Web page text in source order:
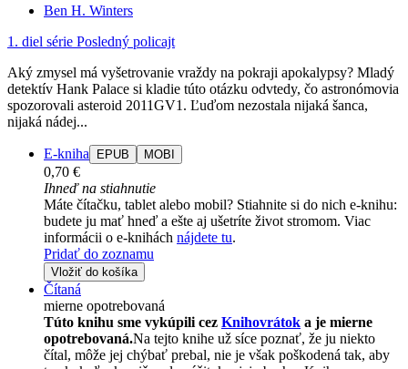
Ben H. Winters
1. diel série Posledný policajt
Aký zmysel má vyšetrovanie vraždy na pokraji apokalypsy? Mladý
detektív Hank Palace si kladie túto otázku odvtedy, čo astronómovia
spozorovali asteroid 2011GV1. Ľuďom nezostala nijaká šanca,
nijaká nádej...
E-kniha EPUB MOBI
0,70 €
Ihneď na stiahnutie
Máte čítačku, tablet alebo mobil? Stiahnite si do nich e-knihu:
budete ju mať hneď a ešte aj ušetríte život stromom. Viac
informácii o e-knihách nájdete tu.
Pridať do zoznamu
Vložiť do košíka
Čítaná
mierne opotrebovaná
Túto knihu sme vykúpili cez Knihovrátok a je mierne
opotrebovaná.Na tejto knihe už síce poznať, že ju niekto
čítal, môže jej chýbať prebal, nie je však poškodená tak, aby